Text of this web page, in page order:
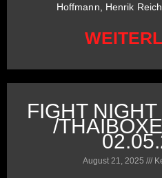
Hoffmann, Henrik
FIGHT
/
August 21, 2025